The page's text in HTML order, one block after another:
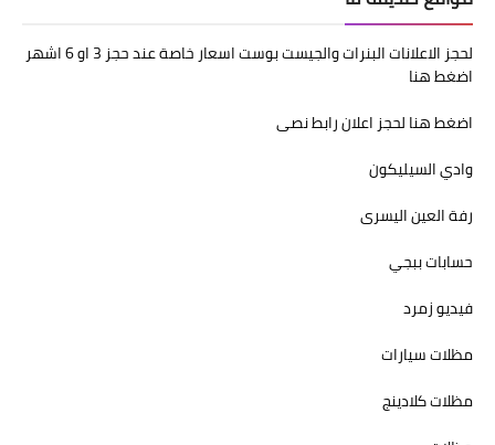
لحجز الاعلانات البنرات والجيست بوست اسعار خاصة عند حجز 3 او 6 اشهر
اضغط هنا
اضغط هنا لحجز اعلان رابط نصى
وادي السيليكون
رفة العين اليسرى
حسابات ببجي
فيديو زمرد
مظلات سيارات
مظلات كلادينج